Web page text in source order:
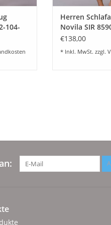
104-
Herren
Novila SIR
kurz -hellblau
€138,00
* Inkl. MwSt. zzgl.